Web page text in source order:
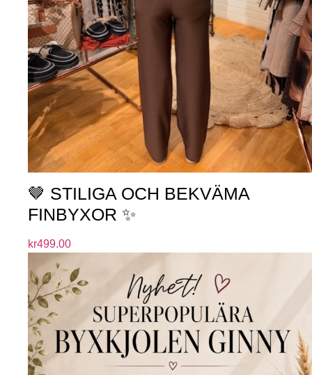
🤎 STILIGA OCH BEKVÄMA
FINBYXOR ✨
kr499.00